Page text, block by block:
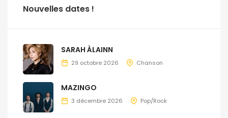
Nouvelles dates !
SARAH ÀLAINN
29 octobre 2026 Chanson
MAZINGO
3 décembre 2026 Pop/Rock